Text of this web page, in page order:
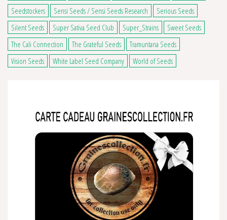
Seedstockers
Sensi Seeds / Sensi Seeds Research
Serious Seeds
Silent Seeds
Super Sativa Seed Club Super_Strains
Sweet Seeds
The Cali Connection
The Grateful Seeds
Tramuntana Seeds
Vision Seeds
White Label Seed Company World of Seeds